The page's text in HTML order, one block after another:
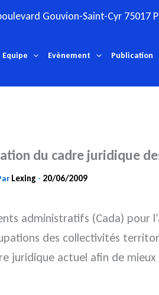
Gouvion-Saint-Cyr 75017
Equipe Evènement Publication
du cadre juridique
Lexing - 20/06/2009
administratifs (Cada) pour
des collectivités
juridique actuel afin de